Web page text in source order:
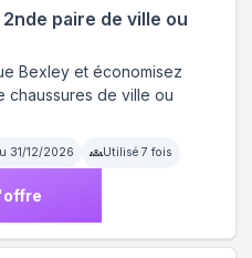
paire de ville ou
Bexley et économisez
chaussures de ville ou
31/12/2026 Utilisé 7 fois